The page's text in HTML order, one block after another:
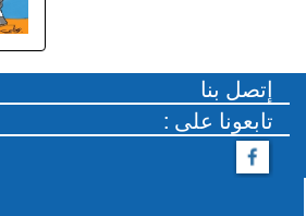
إتصل بنا
: تابعونا على